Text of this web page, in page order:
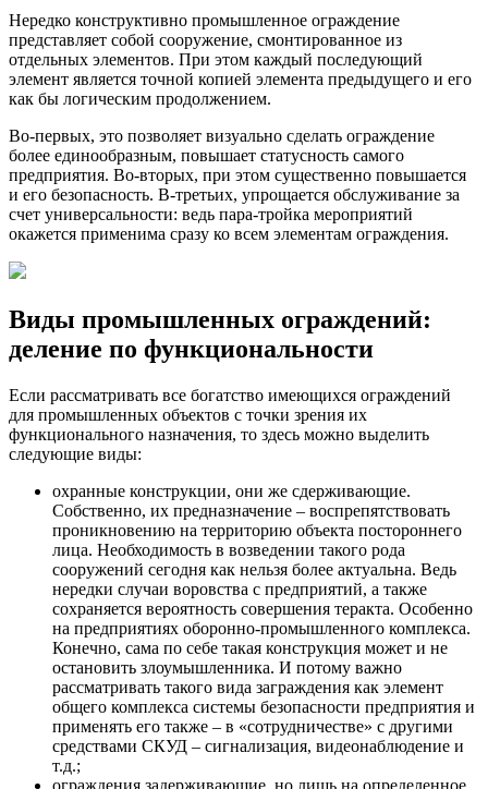
Нередко конструктивно промышленное ограждение
представляет собой сооружение, смонтированное из
отдельных элементов. При этом каждый последующий
элемент является точной копией элемента предыдущего и его
как бы логическим продолжением.
Во-первых, это позволяет визуально сделать ограждение
более единообразным, повышает статусность самого
предприятия. Во-вторых, при этом существенно повышается
и его безопасность. В-третьих, упрощается обслуживание за
счет универсальности: ведь пара-тройка мероприятий
окажется применима сразу ко всем элементам ограждения.
Виды промышленных ограждений:
деление по функциональности
Если рассматривать все богатство имеющихся ограждений
для промышленных объектов с точки зрения их
функционального назначения, то здесь можно выделить
следующие виды:
охранные конструкции, они же сдерживающие.
Собственно, их предназначение – воспрепятствовать
проникновению на территорию объекта постороннего
лица. Необходимость в возведении такого рода
сооружений сегодня как нельзя более актуальна. Ведь
нередки случаи воровства с предприятий, а также
сохраняется вероятность совершения теракта. Особенно
на предприятиях оборонно-промышленного комплекса.
Конечно, сама по себе такая конструкция может и не
остановить злоумышленника. И потому важно
рассматривать такого вида заграждения как элемент
общего комплекса системы безопасности предприятия и
применять его также – в «сотрудничестве» с другими
средствами СКУД – сигнализация, видеонаблюдение и
т.д.;
ограждения задерживающие, но лишь на определенное